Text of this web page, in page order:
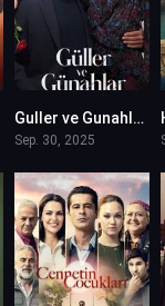
Guller ve Gunahlar VOSTFR
Sep. 30, 2025